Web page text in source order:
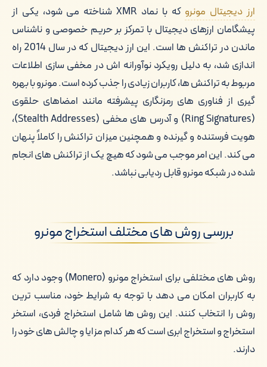
ارز دیجیتال مونرو
که با نماد XMR شناخته می شود، یکی از
پیشگامان ارزهای دیجیتال با تمرکز بر حریم خصوصی و ناشناس
ماندن در تراکنش ها است. این ارز دیجیتال که در سال 2014 راه
اندازی شد، به دلیل رویکرد نوآورانه اش در مخفی سازی اطلاعات
مربوط به تراکنش ها، کاربران زیادی را جذب کرده است. مونرو با بهره
گیری از فناوری های رمزنگاری پیشرفته مانند امضاهای حلقوی
(Ring Signatures) و آدرس های مخفی (Stealth Addresses)،
هویت فرستنده و گیرنده و همچنین میزان تراکنش را کاملاً پنهان
می کند. این امر موجب می شود که هیچ یک از تراکنش های انجام
شده در شبکه مونرو قابل ردیابی نباشد.
بررسی روش های مختلف استخراج مونرو
روش های مختلفی برای استخراج مونرو (Monero) وجود دارد که
به کاربران امکان می دهد با توجه به شرایط خود، مناسب ترین
روش را انتخاب کنند. این روش ها شامل استخراج فردی، استخر
استخراج و استخراج ابری است که هر کدام مزایا و چالش های خود را
دارند.